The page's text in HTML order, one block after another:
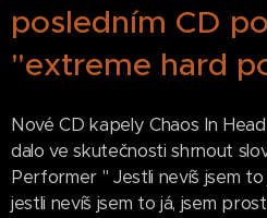
posledním CD
"extreme hard
Nové CD kapely Chaos In
dalo ve skutečnosti shrnout
Performer " Jestli nevíš jsem to
jestli nevíš jsem to já, jsem